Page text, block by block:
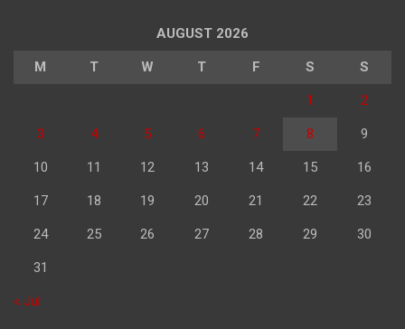
AUGUST 2026
M T W T F S S
1 2
3 4 5 6 7 8 9
10 11 12 13 14 15 16
17 18 19 20 21 22 23
24 25 26 27 28 29 30
31
« Jul